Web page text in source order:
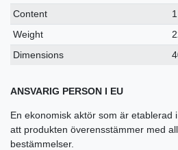
Content
Weight
Dimensions
ANSVARIG PERSON I EU
En ekonomisk aktör som är etablerad
att produkten överensstämmer med
bestämmelser.